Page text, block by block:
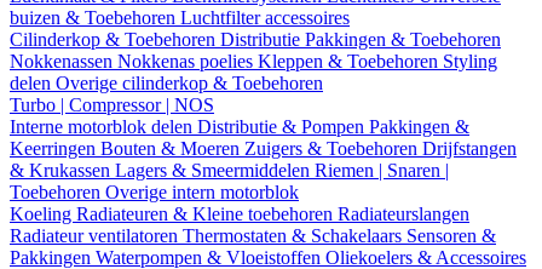
buizen & Toebehoren Luchtfilter accessoires
Cilinderkop & Toebehoren Distributie Pakkingen & Toebehoren
Nokkenassen Nokkenas poelies Kleppen & Toebehoren Styling
delen Overige cilinderkop & Toebehoren
Turbo | Compressor | NOS
Interne motorblok delen Distributie & Pompen Pakkingen &
Keerringen Bouten & Moeren Zuigers & Toebehoren Drijfstangen
& Krukassen Lagers & Smeermiddelen Riemen | Snaren |
Toebehoren Overige intern motorblok
Koeling Radiateuren & Kleine toebehoren Radiateurslangen
Radiateur ventilatoren Thermostaten & Schakelaars Sensoren &
Pakkingen Waterpompen & Vloeistoffen Oliekoelers & Accessoires